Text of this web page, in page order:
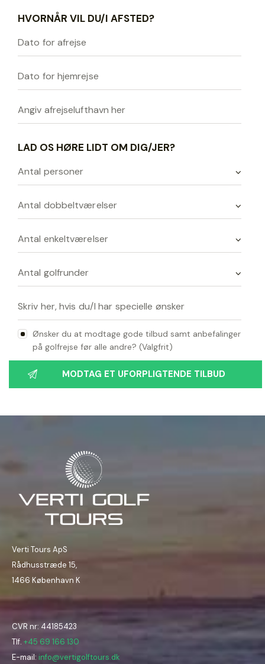
HVORNÅR VIL DU/I AFSTED?
LAD OS HØRE LIDT OM DIG/JER?
Ønsker du at modtage gode tilbud samt anbefalinger
på golfrejse før alle andre? (Valgfrit)
Verti Tours ApS
Rådhusstræde 15,
1466 København K
CVR nr: 44185423
Tlf. +45 69 166 130
E-mail: info@vertigolftours.dk